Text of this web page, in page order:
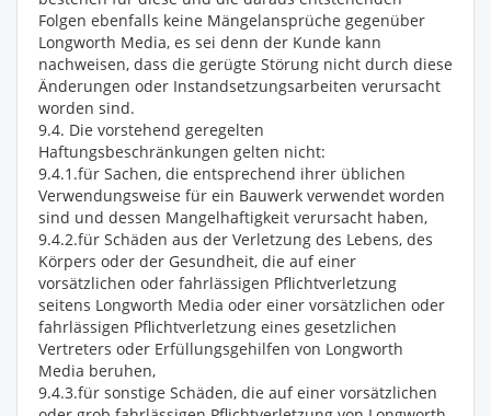
Folgen ebenfalls keine Mängelansprüche gegenüber
Longworth Media, es sei denn der Kunde kann
nachweisen, dass die gerügte Störung nicht durch diese
Änderungen oder Instandsetzungsarbeiten verursacht
worden sind.
9.4. Die vorstehend geregelten
Haftungsbeschränkungen gelten nicht:
9.4.1.für Sachen, die entsprechend ihrer üblichen
Verwendungsweise für ein Bauwerk verwendet worden
sind und dessen Mangelhaftigkeit verursacht haben,
9.4.2.für Schäden aus der Verletzung des Lebens, des
Körpers oder der Gesundheit, die auf einer
vorsätzlichen oder fahrlässigen Pflichtverletzung
seitens Longworth Media oder einer vorsätzlichen oder
fahrlässigen Pflichtverletzung eines gesetzlichen
Vertreters oder Erfüllungsgehilfen von Longworth
Media beruhen,
9.4.3.für sonstige Schäden, die auf einer vorsätzlichen